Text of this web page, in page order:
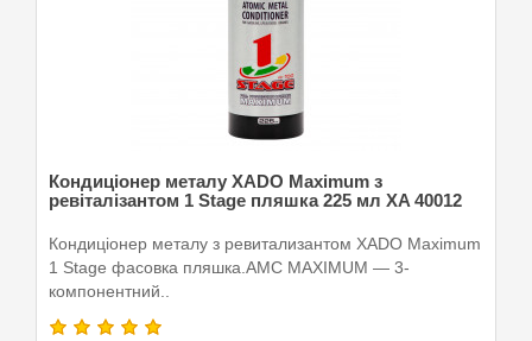
Кондиціонер металу XADO Maximum з
ревіталізантом 1 Stage пляшка 225 мл XA 40012
Кондиціонер металу з ревитализантом XADO Maximum
1 Stage фасовка пляшка.AMC MAXIMUM — 3-
компонентний..